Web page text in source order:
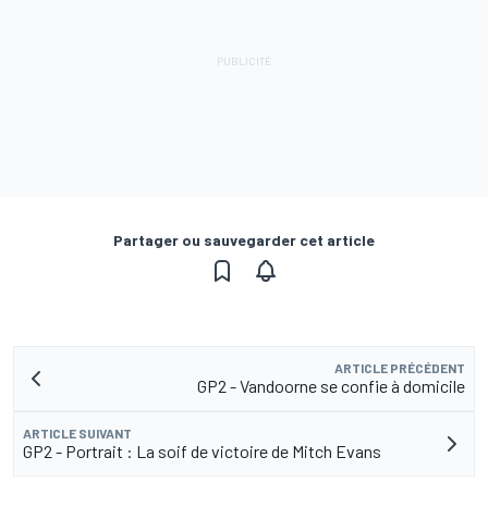
Partager ou sauvegarder cet article
ARTICLE PRÉCÉDENT
GP2 - Vandoorne se confie à domicile
ARTICLE SUIVANT
GP2 - Portrait : La soif de victoire de Mitch Evans